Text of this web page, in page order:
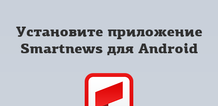
Установите приложение
Smartnews для Android